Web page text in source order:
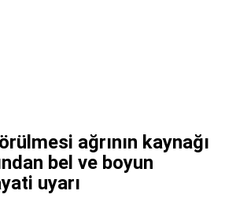
ağrının kaynağı
bel ve boyun
uyarı